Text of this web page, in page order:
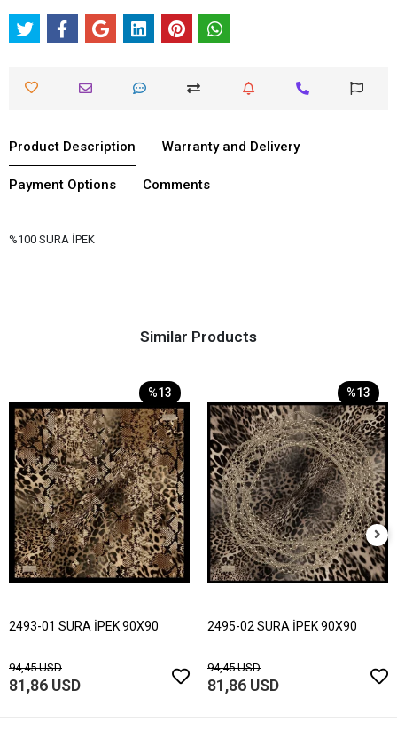
Product Description Warranty and Delivery
Payment Options Comments
%100 SURA İPEK
Similar Products
%13
2493-01 SURA İPEK 90X90
94,45 USD
81,86 USD
%13
2495-02 SURA İPEK 90X90
94,45 USD
81,86 USD